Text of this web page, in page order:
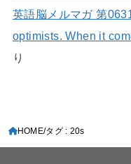
英語脳メルマガ 第
optimists. When it
り
HOME タグ : 20s